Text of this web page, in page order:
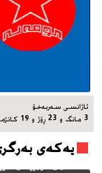
ئاژانسی سه‌ربه‌خۆ
3 مانگ و 23 ڕۆژ و 19 کاتژمێر و 12 خوله‌ک له‌مه‌وپێش‌
یه‌که‌ی